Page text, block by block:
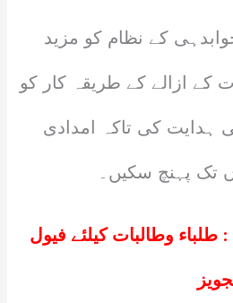
کے نظام کو مزید
کے ازالے کے طریقہ کار کو
ہدایت کی تاکہ امدادی
تک پہنچ سکیں۔
طلباء وطالبات کیلئے فیول